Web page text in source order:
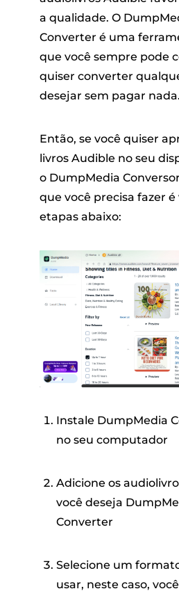
a qualidade. O
Converter é uma
que você sempre pode
quiser converter
desejar sem pagar nada.
Então, se você quiser
livros Audible no seu
o DumpMedia
que você precisa fazer
etapas abaixo:
Instale DumpMedia
no seu computador
Adicione os
você deseja
Converter
Selecione um
usar, neste caso,